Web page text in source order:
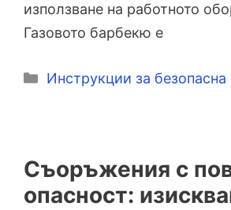
използване на работното
Газовото барбекю е
Категории
Инструкции за безопасна
Съоръжения с
опасност: